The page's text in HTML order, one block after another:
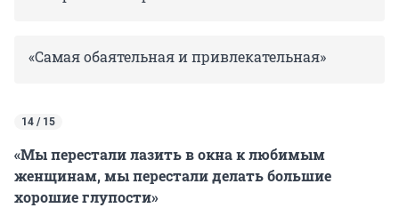
«Самая обаятельная и привлекательная»
14 / 15
«Мы перестали лазить в окна к любимым
женщинам, мы перестали делать большие
хорошие глупости»